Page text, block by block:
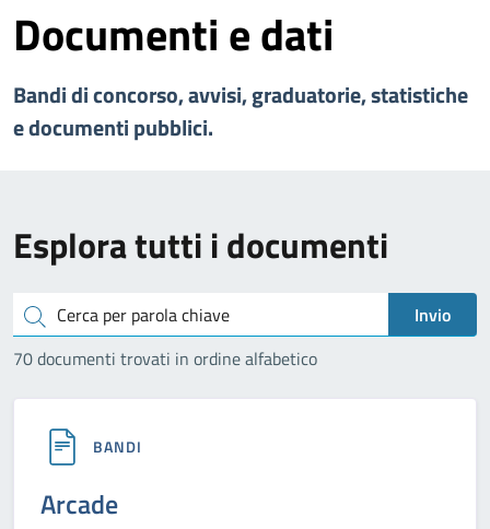
Documenti e dati
Bandi di concorso, avvisi, graduatorie, statistiche
e documenti pubblici.
Esplora tutti i documenti
Cerca
Invio
70 documenti trovati in ordine alfabetico
BANDI
Arcade